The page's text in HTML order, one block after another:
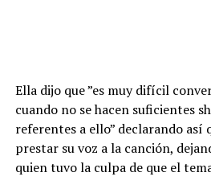
Ella dijo que ”es muy difícil
cuando no se hacen suficientes
referentes a ello” declarando así
prestar su voz a la canción,
quien tuvo la culpa de que el